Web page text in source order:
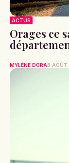
ACTUS
Orages ce
MYLÈNE DORA8